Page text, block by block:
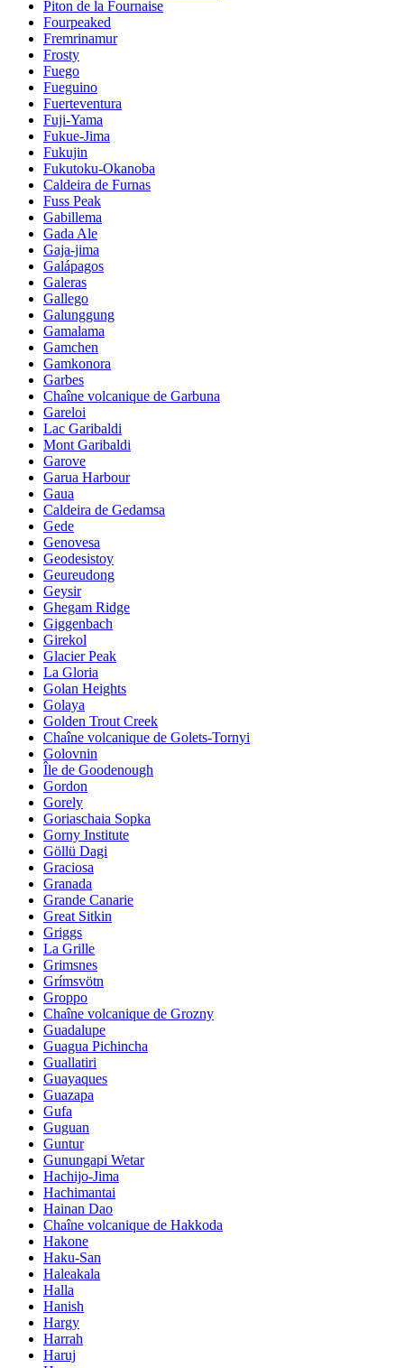
Piton de la Fournaise
Fourpeaked
Fremrinamur
Frosty
Fuego
Fueguino
Fuerteventura
Fuji-Yama
Fukue-Jima
Fukujin
Fukutoku-Okanoba
Caldeira de Furnas
Fuss Peak
Gabillema
Gada Ale
Gaja-jima
Galápagos
Galeras
Gallego
Galunggung
Gamalama
Gamchen
Gamkonora
Garbes
Chaîne volcanique de Garbuna
Gareloi
Lac Garibaldi
Mont Garibaldi
Garove
Garua Harbour
Gaua
Caldeira de Gedamsa
Gede
Genovesa
Geodesistoy
Geureudong
Geysir
Ghegam Ridge
Giggenbach
Girekol
Glacier Peak
La Gloria
Golan Heights
Golaya
Golden Trout Creek
Chaîne volcanique de Golets-Tornyi
Golovnin
Île de Goodenough
Gordon
Gorely
Goriaschaia Sopka
Gorny Institute
Göllü Dagi
Graciosa
Granada
Grande Canarie
Great Sitkin
Griggs
La Grille
Grimsnes
Grímsvötn
Groppo
Chaîne volcanique de Grozny
Guadalupe
Guagua Pichincha
Guallatiri
Guayaques
Guazapa
Gufa
Guguan
Guntur
Gunungapi Wetar
Hachijo-Jima
Hachimantai
Hainan Dao
Chaîne volcanique de Hakkoda
Hakone
Haku-San
Haleakala
Halla
Hanish
Hargy
Harrah
Haruj